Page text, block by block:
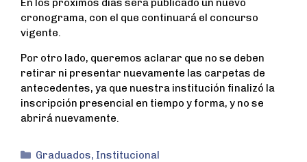
En los próximos días será publicado un nuevo
cronograma, con el que continuará el concurso
vigente.
Por otro lado, queremos aclarar que no se deben
retirar ni presentar nuevamente las carpetas de
antecedentes, ya que nuestra institución finalizó la
inscripción presencial en tiempo y forma, y no se
abrirá nuevamente.
Graduados, Institucional